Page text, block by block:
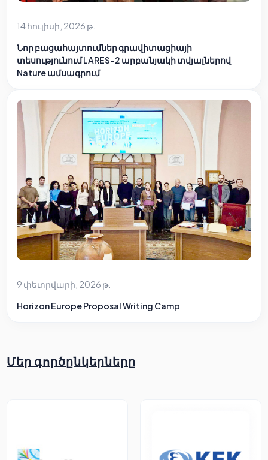
14 հուլիսի, 2026 թ.
Նոր բացահայտումներ գրավիտացիայի
տեսությունում LARES-2 արբանյակի տվյալներով
Nature ամսագրում
9 փետրվարի, 2026 թ.
Horizon Europe Proposal Writing Camp
Մեր գործընկերները